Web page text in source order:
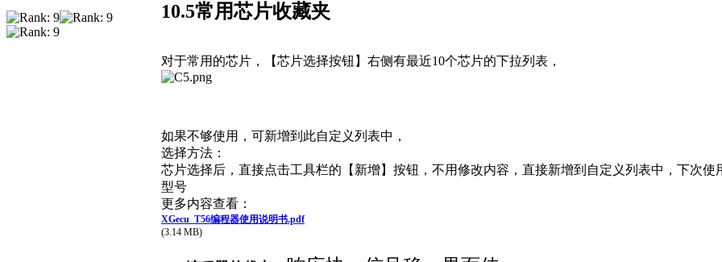
10.5常用芯片收藏夹
对于常用的芯片，【芯片选择按钮】右侧有最近10个芯片的下拉列表，
如果不够使用，可新增到此自定义列表中，
选择方法：
芯片选择后，直接点击工具栏的【新增】按钮，不用修改内容，直接新增到自定义列表中，下次
型号
更多内容查看：
XGecu_T56编程器使用说明书.pdf
(3.14 MB)